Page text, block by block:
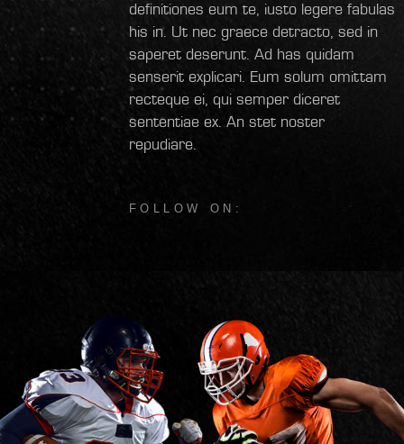
definitiones eum te, iusto legere fabulas
his in. Ut nec graece detracto, sed in
saperet deserunt. Ad has quidam
senserit explicari. Eum solum omittam
recteque ei, qui semper diceret
sententiae ex. An stet noster
repudiare.
FOLLOW ON: